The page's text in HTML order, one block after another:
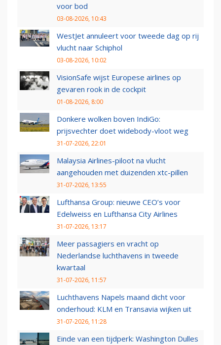
voor bod
03-08-2026, 10:43
WestJet annuleert voor tweede dag op rij
vlucht naar Schiphol
03-08-2026, 10:02
VisionSafe wijst Europese airlines op
gevaren rook in de cockpit
01-08-2026, 8:00
Donkere wolken boven IndiGo:
prijsvechter doet widebody-vloot weg
31-07-2026, 22:01
Malaysia Airlines-piloot na vlucht
aangehouden met duizenden xtc-pillen
31-07-2026, 13:55
Lufthansa Group: nieuwe CEO’s voor
Edelweiss en Lufthansa City Airlines
31-07-2026, 13:17
Meer passagiers en vracht op
Nederlandse luchthavens in tweede
kwartaal
31-07-2026, 11:57
Luchthavens Napels maand dicht voor
onderhoud: KLM en Transavia wijken uit
31-07-2026, 11:28
Einde van een tijdperk: Washington Dulles